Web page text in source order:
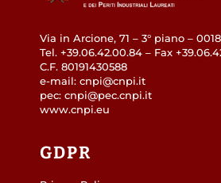
Via in Arcione, 71 – 3° piano –
Tel. +39.06.42.00.84 – Fax
C.F. 80191430588
e-mail: cnpi@cnpi.it
pec: cnpi@pec.cnpi.it
www.cnpi.eu
GDPR